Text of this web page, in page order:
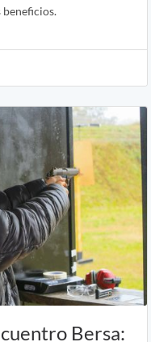
beneficios.
Bersa: